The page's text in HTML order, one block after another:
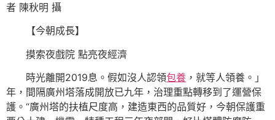
者 陳秋明 攝
【今朝成長】
摸索夜戲院 點亮夜經濟
時光離開2019息。假如沒人認領包養 ，就等人領養。」
年，間隔廣州塔落成開放已九年，治理重點轉移到了運營保
護。“廣州塔的扶植尺度高，建造東西的品質好，今朝保護重